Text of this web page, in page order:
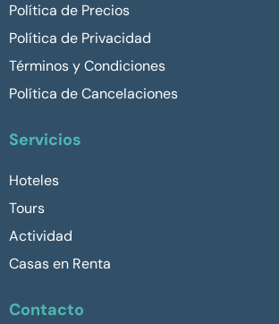
Política de Precios
Política de Privacidad
Términos y Condiciones
Política de Cancelaciones
Servicios
Hoteles
Tours
Actividad
Casas en Renta
Contacto